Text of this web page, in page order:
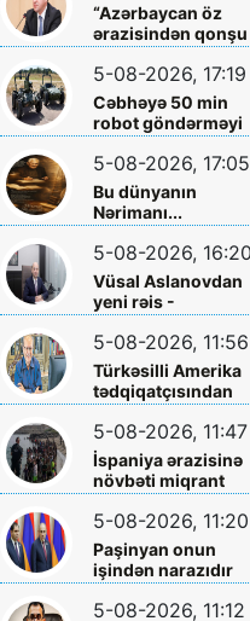
“Azərbaycan öz
ərazisindən qonşu
ölkəyə qarşı
olunmasına icazə
verməz”
5-08-2026, 17:19
Cəbhəyə 50 min
robot göndərməyi
planlaşdırırlar
5-08-2026, 17:05
Bu dünyanın
Nərimanı...
5-08-2026, 16:20
Vüsal Aslanovdan
yeni rəis -
Təyinatları
5-08-2026, 11:56
Türkəsilli Amerika
tədqiqatçısından
Talebinə -
Vardanyanla bağlı
çağırış
5-08-2026, 11:47
İspaniya ərazisinə
növbəti miqrant
axını gözlənilir?
5-08-2026, 11:20
Paşinyan onun
işindən narazıdır
5-08-2026, 11:12